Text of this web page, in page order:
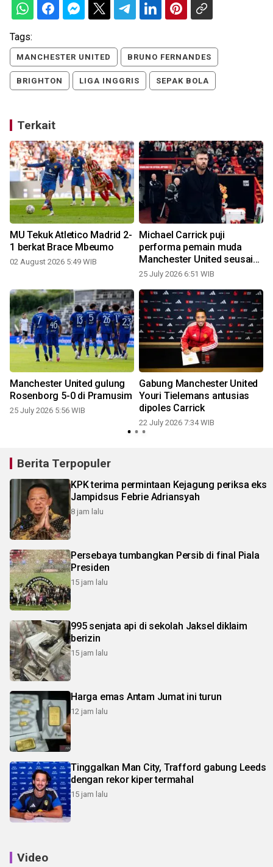
Tags:
MANCHESTER UNITED BRUNO FERNANDES
BRIGHTON LIGA INGGRIS SEPAK BOLA
Terkait
MU Tekuk Atletico Madrid 2-
1 berkat Brace Mbeumo
02 August 2026 5:49 WIB
Michael Carrick puji
performa pemain muda
Manchester United seusai
bantai Rosenborg
25 July 2026 6:51 WIB
Manchester United gulung
Rosenborg 5-0 di Pramusim
25 July 2026 5:56 WIB
Gabung Manchester United
Youri Tielemans antusias
dipoles Carrick
22 July 2026 7:34 WIB
Berita Terpopuler
KPK terima permintaan Kejagung periksa eks
Jampidsus Febrie Adriansyah
8 jam lalu
Persebaya tumbangkan Persib di final Piala
Presiden
15 jam lalu
995 senjata api di sekolah Jaksel diklaim
berizin
15 jam lalu
Harga emas Antam Jumat ini turun
12 jam lalu
Tinggalkan Man City, Trafford gabung Leeds
dengan rekor kiper termahal
15 jam lalu
Video